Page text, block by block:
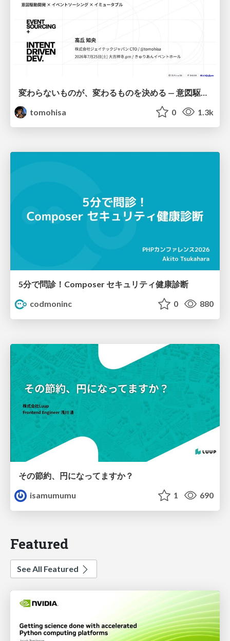
tomohisa
0 1.3k
5分で問診！Composer セキュリティ健康診断
codmoninc
0 880
その節約、円になってますか？
isamumumu
1 690
Featured
See All Featured